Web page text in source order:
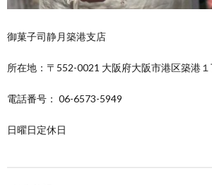
御菓子司静月築港支店
所在地： 〒552-0021 大阪府大阪市港区築港
電話番号： 06-6573-5949
日曜日定休日